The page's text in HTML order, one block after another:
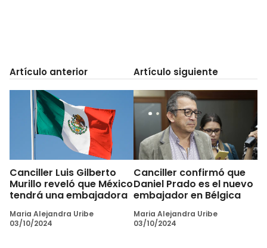
Artículo anterior
Canciller Luis Gilberto
Murillo reveló que México
tendrá una embajadora
Maria Alejandra Uribe
03/10/2024
Artículo siguiente
Canciller confirmó que
Daniel Prado es el nuevo
embajador en Bélgica
Maria Alejandra Uribe
03/10/2024